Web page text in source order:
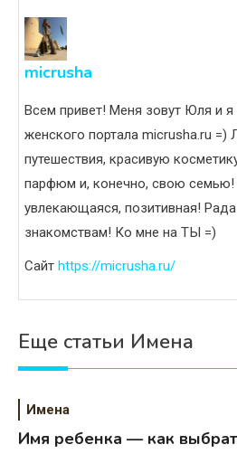
micrusha
Всем привет! Меня зовут Юля и я
женского портала micrusha.ru
путешествия, красивую
парфюм и, конечно, свою семью!
увлекающаяся, позитивная!
знакомствам! Ко мне на ТЫ =)
Сайт https://micrusha.ru/
Еще статьи Имена
Имена
Имя ребенка — как